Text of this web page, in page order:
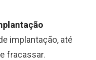
implantação, até
fracassar.